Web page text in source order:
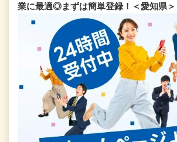
業に最適◎まずは簡単登録！＜愛知県＞